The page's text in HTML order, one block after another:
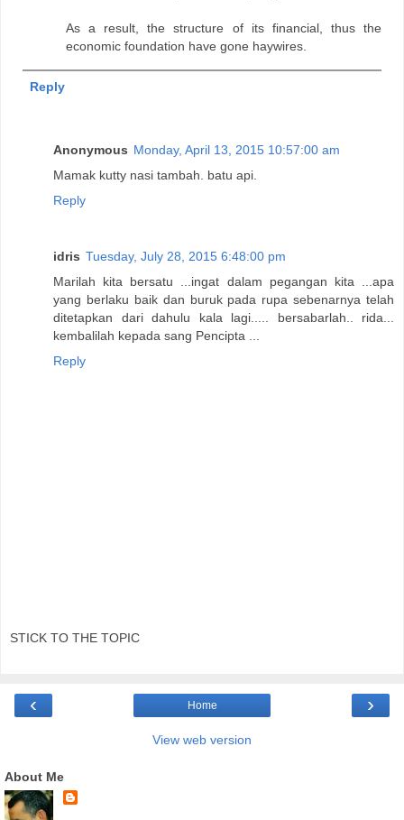
As a result, the structure of its financial, thus the
economic foundation have gone haywires.
Reply
Anonymous Monday, April 13, 2015 10:57:00 am
Mamak kutty nasi tambah. batu api.
Reply
idris Tuesday, July 28, 2015 6:48:00 pm
Marilah kita bersatu ...ingat dalam pegangan kita ...apa
yang berlaku baik dan buruk pada rupa sebenarnya telah
ditetapkan dari dahulu kala lagi..... bersabarlah.. rida...
kembalilah kepada sang Pencipta ...
Reply
STICK TO THE TOPIC
‹ ›
Home
View web version
About Me